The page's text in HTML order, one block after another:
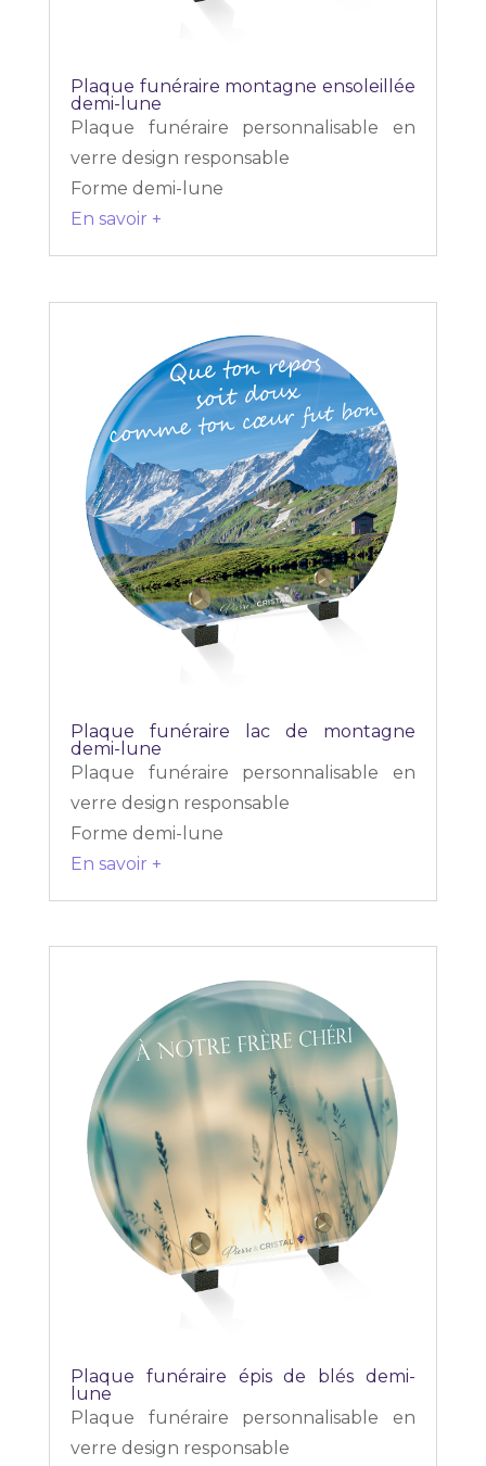
Plaque funéraire montagne ensoleillée
demi-lune
Plaque funéraire personnalisable en
verre design responsable
Forme demi-lune
En savoir +
Plaque funéraire lac de montagne
demi-lune
Plaque funéraire personnalisable en
verre design responsable
Forme demi-lune
En savoir +
Plaque funéraire épis de blés demi-
lune
Plaque funéraire personnalisable en
verre design responsable